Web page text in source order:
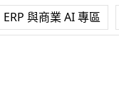
ERP 與商業 AI 專區